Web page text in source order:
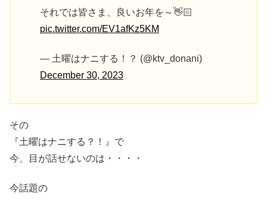
それでは皆さま、良いお年を～👋🏻
pic.twitter.com/EV1afKz5KM
— 土曜はナニする！？ (@ktv_donani)
December 30, 2023
その
『土曜はナニする？！』で
今、目が話せないのは・・・・
今話題の